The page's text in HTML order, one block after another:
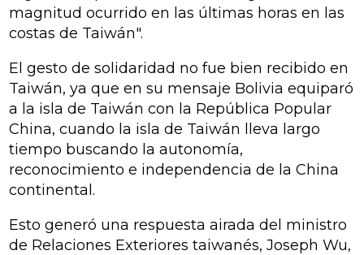
magnitud ocurrido en las últimas horas en las
costas de Taiwán".
El gesto de solidaridad no fue bien recibido en
Taiwán, ya que en su mensaje Bolivia equiparó
a la isla de Taiwán con la República Popular
China, cuando la isla de Taiwán lleva largo
tiempo buscando la autonomía,
reconocimiento e independencia de la China
continental.
Esto generó una respuesta airada del ministro
de Relaciones Exteriores taiwanés, Joseph Wu,